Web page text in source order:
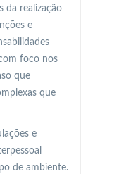
da realização
e
foco nos
que
que
e
de ambiente.